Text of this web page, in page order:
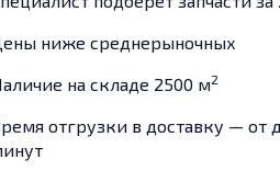
ниже среднерыночных
на складе 2500 м2
отгрузки в доставку — от